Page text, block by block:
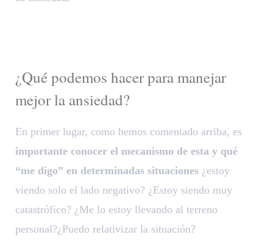
¿Qué podemos hacer para manejar
mejor la ansiedad?
En primer lugar, como hemos comentado arriba, es
importante conocer el mecanismo de esta y qué
“me digo” en determinadas situaciones ¿estoy
viendo solo el lado negativo? ¿Estoy siendo muy
catastrófico? ¿Me lo estoy llevando al terreno
personal?¿Puedo relativizar la situación?